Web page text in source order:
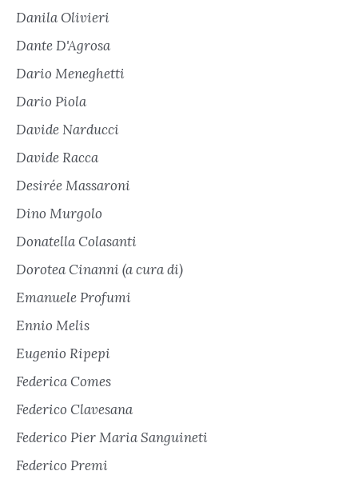
Danila Olivieri
Dante D'Agrosa
Dario Meneghetti
Dario Piola
Davide Narducci
Davide Racca
Desirée Massaroni
Dino Murgolo
Donatella Colasanti
Dorotea Cinanni (a cura di)
Emanuele Profumi
Ennio Melis
Eugenio Ripepi
Federica Comes
Federico Clavesana
Federico Pier Maria Sanguineti
Federico Premi